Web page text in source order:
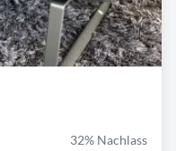
32% Nachlass